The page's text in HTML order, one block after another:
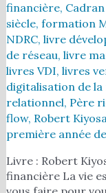
financière,
siècle, formation
NDRC, livre
de réseau, livre
livres VDI, livres
digitalisation de
relationnel, Père
flow, Robert
première année
Livre : Robert
financière La vie